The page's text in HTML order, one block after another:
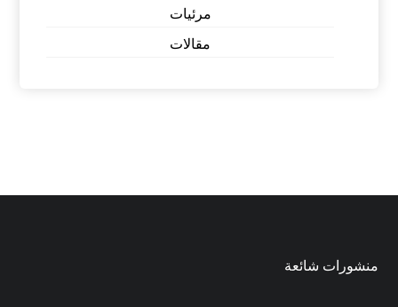
مرئيات
مقالات
منشورات شائعة